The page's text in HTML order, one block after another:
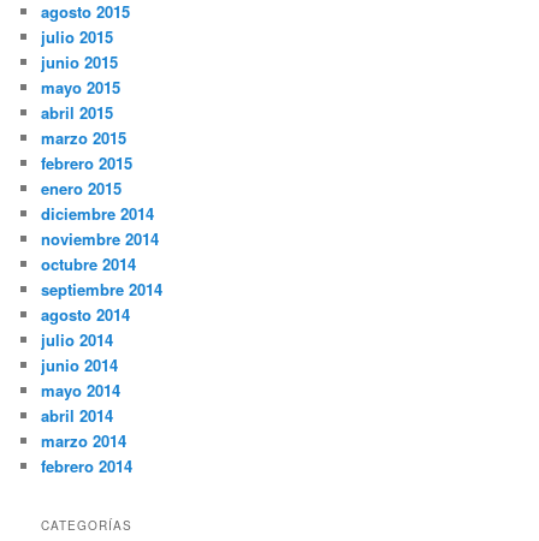
agosto 2015
julio 2015
junio 2015
mayo 2015
abril 2015
marzo 2015
febrero 2015
enero 2015
diciembre 2014
noviembre 2014
octubre 2014
septiembre 2014
agosto 2014
julio 2014
junio 2014
mayo 2014
abril 2014
marzo 2014
febrero 2014
CATEGORÍAS